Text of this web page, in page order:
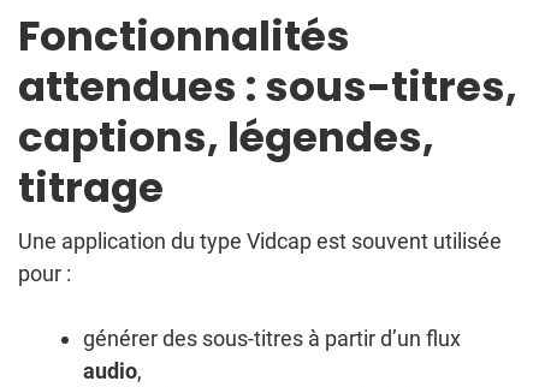
Fonctionnalités
attendues : sous-titres,
captions, légendes,
titrage
Une application du type Vidcap est souvent utilisée
pour :
générer des sous-titres à partir d’un flux
audio,